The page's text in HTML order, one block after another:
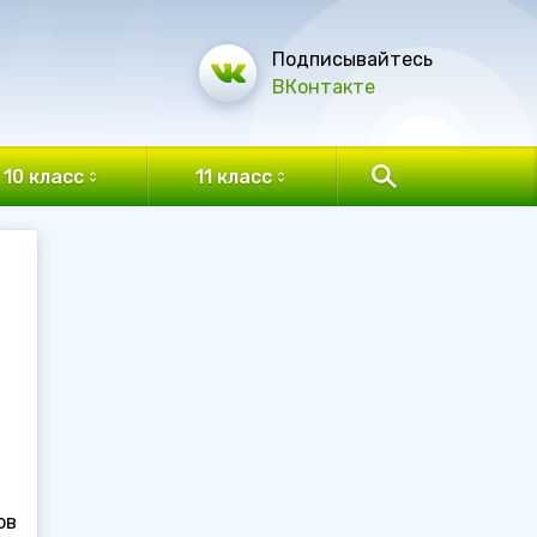
Подписывайтесь
ВКонтакте
10 класс 11 класс